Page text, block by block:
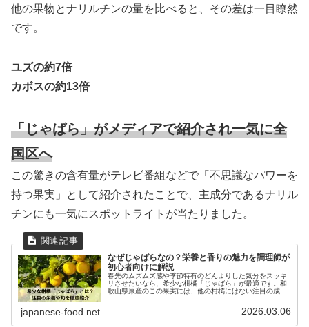
他の果物とナリルチンの量を比べると、その差は一目瞭然
です。
ユズの約7倍
カボスの約13倍
「じゃばら」がメディアで紹介され一気に全
国区へ
この驚きの含有量がテレビ番組などで「不思議なパワーを
持つ果実」として紹介されたことで、主成分であるナリル
チンにも一気にスポットライトが当たりました。
なぜじゃばらなの？栄養と香りの魅力を調理師が
初心者向けに解説
春先のムズムズ感や季節特有のどんよりした気分をスッキ
リさせたいなら、希少な柑橘「じゃばら」が最適です。和
歌山県原産のこの果実には、他の柑橘にはない注目の成分
japanese-food.net 2026.03.06